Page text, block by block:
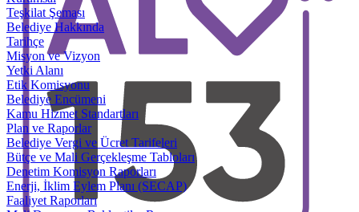
Teşkilat Şeması
Belediye Hakkında
Tarihçe
Misyon ve Vizyon
Yetki Alanı
Etik Komisyonu
Belediye Encümeni
Kamu Hizmet Standartları
Plan ve Raporlar
Belediye Vergi ve Ücret Tarifeleri
Bütçe ve Mali Gerçekleşme Tabloları
Denetim Komisyon Raporları
Enerji, İklim Eylem Planı (SECAP)
Faaliyet Raporları